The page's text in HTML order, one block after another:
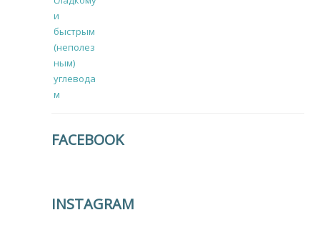
FACEBOOK
INSTAGRAM